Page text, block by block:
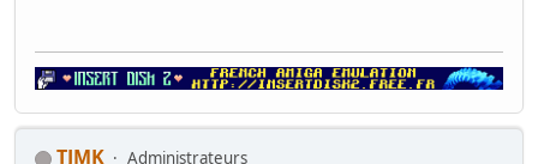
TJMK
Administrateurs